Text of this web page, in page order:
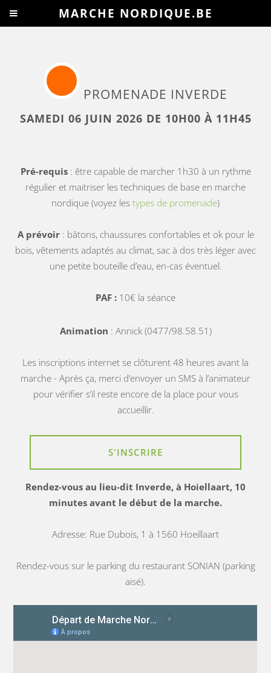
PROMENADE INVERDE
SAMEDI 06 JUIN 2026 DE 10H00 À 11H45
Pré-requis: être capable de marcher 1h30 à un rythme
régulier et maitriser les techniques de base en marche
nordique (voyez les types de promenade)
A prévoir: bâtons, chaussures confortables et ok pour le
bois, vêtements adaptés au climat, sac à dos très léger avec
une petite bouteille d’eau, en-cas éventuel.
PAF : 10€ la séance
Animation : Annick (0477/98.58.51)
Les inscriptions internet se clôturent 48 heures avant la
marche - Après ça, merci d’envoyer un SMS à l’animateur
pour vérifier s’il reste encore de la place pour vous
accueillir.
S'INSCRIRE
Rendez-vous au lieu-dit Inverde, à Hoiellaart, 10
minutes avant le début de la marche.
Adresse: Rue Dubois, 1 à 1560 Hoeillaart
Rendez-vous sur le parking du restaurant SONIAN (parking
aisé).
MARCHE NORDIQUE.BE